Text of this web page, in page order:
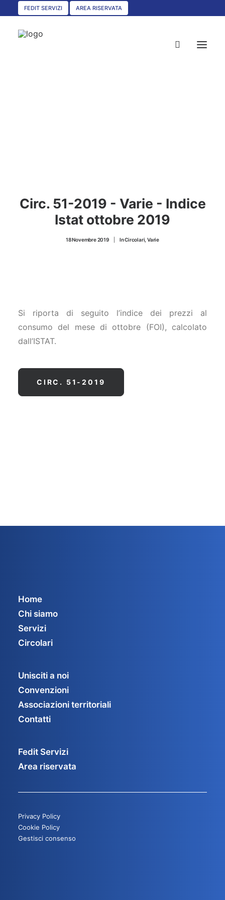
FEDIT SERVIZI AREA RISERVATA
CONVENZIONI
ASSOCIAZIONI TERRITORIALI
Circ. 51-2019 - Varie - Indice
Istat ottobre 2019
18 Novembre 2019 InCircolari Varie
Si riporta di seguito l’indice dei prezzi al
consumo del mese di ottobre (FOI), calcolato
dall’ISTAT.
CIRC. 51-2019
Home
Chi siamo
Servizi
Circolari
Unisciti a noi
Convenzioni
Associazioni territoriali
Contatti
Fedit Servizi
Area riservata
Privacy Policy
Cookie Policy
Gestisci consenso